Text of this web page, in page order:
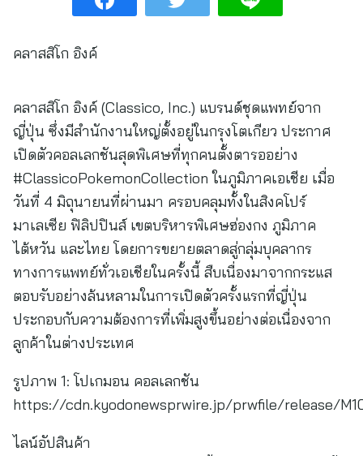
คลาสสิโก อิงค์
คลาสสิโก อิงค์ (Classico, Inc.) แบรนด์ชุดแพทย์จาก
ญี่ปุ่น ซึ่งมีสำนักงานใหญ่ตั้งอยู่ในกรุงโตเกียว ประกาศ
เปิดตัวคอลเลกชันสุดพิเศษที่ทุกคนตั้งตารออย่าง
#ClassicoPokemonCollection ในภูมิภาคเอเชีย เมื่อ
วันที่ 4 มิถุนายนที่ผ่านมา ครอบคลุมทั้งในสิงคโปร์
มาเลเซีย ฟิลิปปินส์ เขตบริหารพิเศษฮ่องกง ภูมิภาค
ไต้หวัน และไทย โดยการขยายตลาดสู่กลุ่มบุคลากร
ทางการแพทย์ทั่วเอเชียในครั้งนี้ สืบเนื่องมาจากกระแส
ตอบรับอย่างล้นหลามในการเปิดตัวครั้งแรกที่ญี่ปุ่น
ประกอบกับความต้องการที่เพิ่มสูงขึ้นอย่างต่อเนื่องจาก
ลูกค้าในต่างประเทศ
รูปภาพ 1: โปเกมอน คอลเลกชัน
https://cdn.kyodonewsprwire.jp/prwfile/release/
ไลน์อัปสินค้า